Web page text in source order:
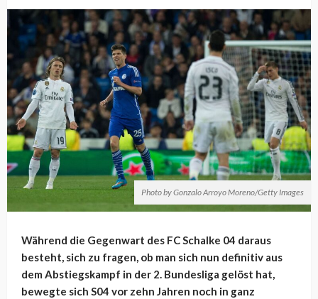
Photo by Gonzalo Arroyo Moreno/Getty Images
Während die Gegenwart des FC Schalke 04 daraus
besteht, sich zu fragen, ob man sich nun definitiv aus
dem Abstiegskampf in der 2. Bundesliga gelöst hat,
bewegte sich S04 vor zehn Jahren noch in ganz